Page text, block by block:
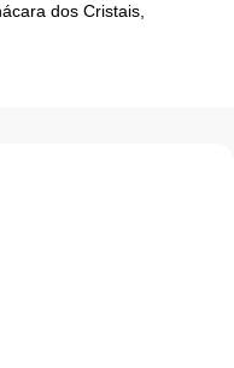
dos Cristais,